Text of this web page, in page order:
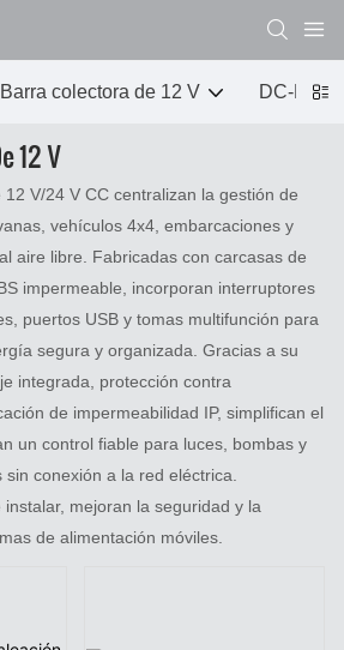
Barra colectora de 12 V DC-DC
12 V
V/24 V CC centralizan la gestión de
vehículos 4x4, embarcaciones y
aire libre. Fabricadas con carcasas de
impermeable, incorporan interruptores
puertos USB y tomas multifunción para
segura y organizada. Gracias a su
integrada, protección contra
de impermeabilidad IP, simplifican el
un control fiable para luces, bombas y
conexión a la red eléctrica.
mejoran la seguridad y la
de alimentación móviles.